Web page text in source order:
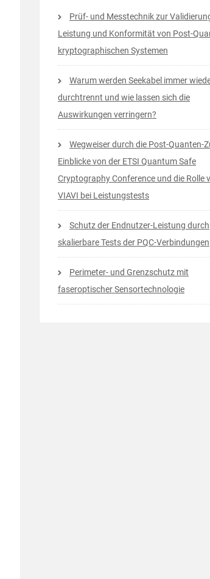
Prüf- und Messtechnik zur
Leistung und Konformität von Post-
kryptographischen Systemen
Warum werden Seekabel immer
durchtrennt und wie lassen sich die
Auswirkungen verringern?
Wegweiser durch die Post-Quanten-
Einblicke von der ETSI Quantum Safe
Cryptography Conference und die Rolle
VIAVI bei Leistungstests
Schutz der Endnutzer-Leistung durch
skalierbare Tests der PQC-Verbindungen
Perimeter- und Grenzschutz mit
faseroptischer Sensortechnologie